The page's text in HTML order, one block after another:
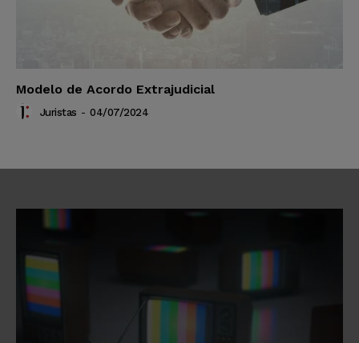
Modelo de Acordo Extrajudicial
Juristas - 04/07/2024